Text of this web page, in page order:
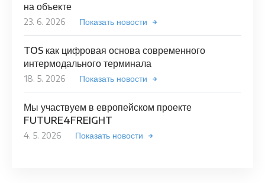
на объекте
23. 6. 2026 Показать новости
TOS как цифровая основа современного
интермодального терминала
18. 5. 2026 Показать новости
Мы участвуем в европейском проекте
FUTURE4FREIGHT
4. 5. 2026 Показать новости